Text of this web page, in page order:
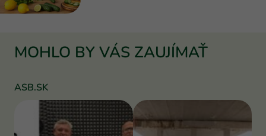
MOHLO BY VÁS ZAUJÍMAŤ
ASB.SK